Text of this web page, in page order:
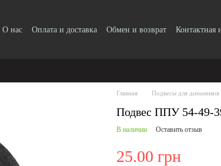
О нас Оплата и доставка Обмен и возврат Контактная
Главная Подвесы для динамиков
Подвес ППУ 54-49-
В наличии Оставить отзыв
25.00 грн